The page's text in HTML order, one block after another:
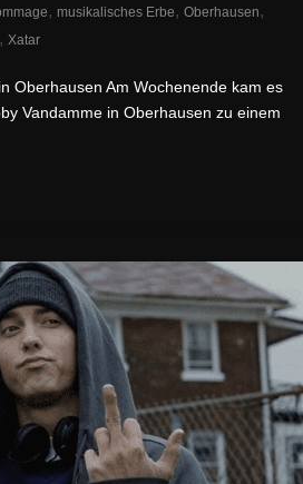
, musikalisches Erbe, Oberhausen,
, Xatar
Oberhausen Am Wochenende kam es
Vandamme in Oberhausen zu einem